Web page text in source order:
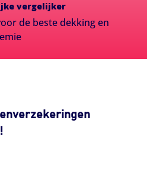
vergelijker
de beste dekking en